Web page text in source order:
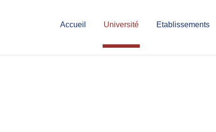
Accueil Université Etablissements